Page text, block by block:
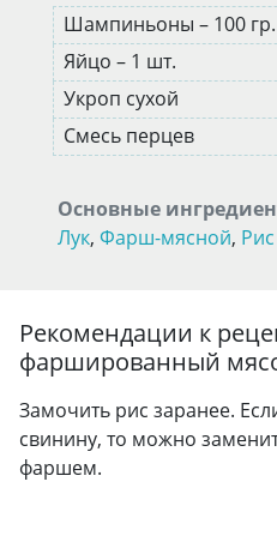
Шампиньоны – 100 гр.
Яйцо – 1 шт.
Укроп сухой
Смесь перцев
Основные
Лук, Фарш-мясной, Рис
Рекомендации к
фаршированный
Замочить рис заранее.
свинину, то можно
фаршем.